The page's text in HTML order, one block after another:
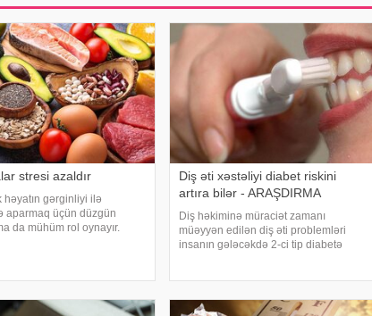
stresi azaldır
həyatın gərginliyi ilə
aparmaq üçün düzgün
da mühüm rol oynayır.
Diş əti xəstəliyi diabet riskini
artıra bilər - ARAŞDIRMA
Diş həkiminə müraciət zamanı
müəyyən edilən diş əti problemləri
insanın gələcəkdə 2-ci tip diabetə